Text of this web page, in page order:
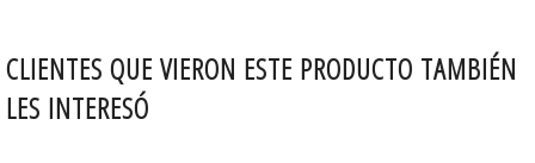
CLIENTES QUE VIERON ESTE PRODUCTO TAMBIÉN
LES INTERESÓ